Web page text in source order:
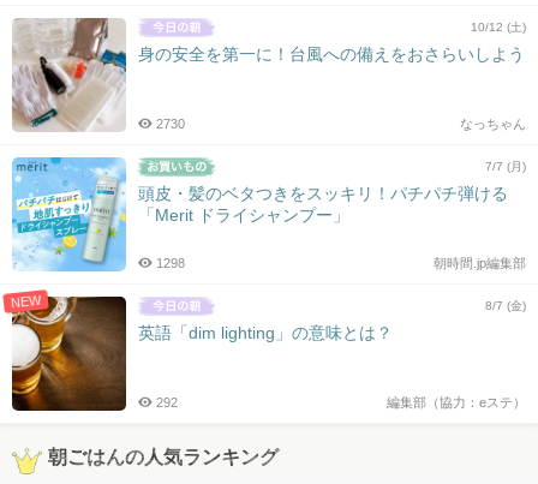
10/12 (土)
身の安全を第一に！台風への備えをおさらいしよう
なっちゃん
2730
7/7 (月)
頭皮・髪のベタつきをスッキリ！パチパチ弾ける
「Merit ドライシャンプー」
朝時間.jp編集部
1298
NEW 8/7 (金)
英語「dim lighting」の意味とは？
編集部（協力：eステ）
292
朝ごはんの人気ランキング